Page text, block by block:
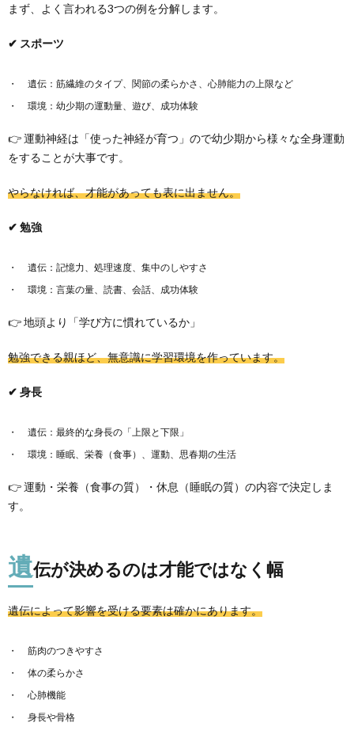
まず、よく言われる3つの例を分解します。
✔ スポーツ
遺伝：筋繊維のタイプ、関節の柔らかさ、心肺能力の上限など
環境：幼少期の運動量、遊び、成功体験
👉 運動神経は「使った神経が育つ」ので幼少期から様々な全身運動
をすることが大事です。
やらなければ、才能があっても表に出ません。
✔ 勉強
遺伝：記憶力、処理速度、集中のしやすさ
環境：言葉の量、読書、会話、成功体験
👉 地頭より「学び方に慣れているか」
勉強できる親ほど、無意識に学習環境を作っています。
✔ 身長
遺伝：最終的な身長の「上限と下限」
環境：睡眠、栄養（食事）、運動、思春期の生活
👉 運動・栄養（食事の質）・休息（睡眠の質）の内容で決定しま
す。
遺伝が決めるのは才能ではなく幅
遺伝によって影響を受ける要素は確かにあります。
筋肉のつきやすさ
体の柔らかさ
心肺機能
身長や骨格